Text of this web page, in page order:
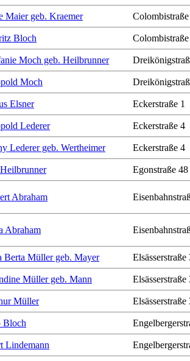
Maier geb. Kraemer
Bloch
Moch geb. Heilbrunner
Moch
Elsner Eckerstraße 1
Lederer Eckerstraße 4
Lederer geb. Wertheimer Eckerstraße 4
Egonstraße 48
Abraham
Abraham
Berta Müller geb. Mayer Elsässerstraße
Müller geb. Mann Elsässerstraße
Müller Elsässerstraße
Bloch
Lindemann